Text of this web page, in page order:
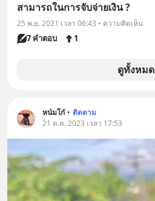
สามารถในการจับจ่ายเงิน ?
25 พ.ย. 2021 เวลา 06:43 • ความคิดเห็น
7 คำตอบ 1
ดูทั้งหมด
หน๋มโก๋ • ติดตาม
21 ต.ค. 2023 เวลา 17:53